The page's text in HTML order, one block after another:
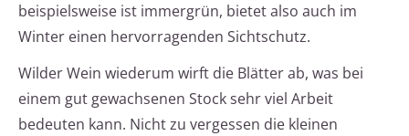
beispielsweise ist immergrün, bietet also auch im
Winter einen hervorragenden Sichtschutz.
Wilder Wein wiederum wirft die Blätter ab, was bei
einem gut gewachsenen Stock sehr viel Arbeit
bedeuten kann. Nicht zu vergessen die kleinen